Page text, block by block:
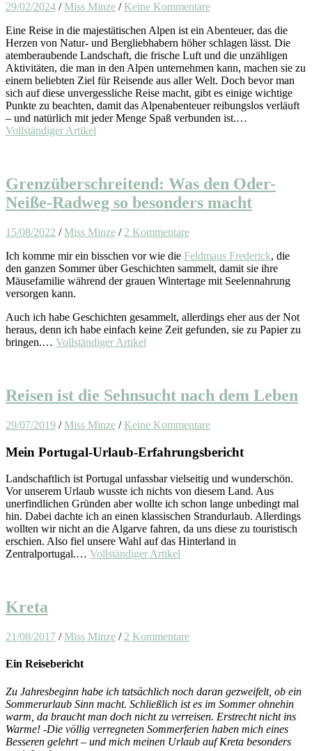
29/02/2024 /Miss Minze /Keine Kommentare
Eine Reise in die majestätischen Alpen ist ein Abenteuer, das die
Herzen von Natur- und Bergliebhabern höher schlagen lässt. Die
atemberaubende Landschaft, die frische Luft und die unzähligen
Aktivitäten, die man in den Alpen unternehmen kann, machen sie zu
einem beliebten Ziel für Reisende aus aller Welt. Doch bevor man
sich auf diese unvergessliche Reise macht, gibt es einige wichtige
Punkte zu beachten, damit das Alpenabenteuer reibungslos verläuft
– und natürlich mit jeder Menge Spaß verbunden ist.…
Vollständiger Artikel
Grenzüberschreitend: Was den Oder-
Neiße-Radweg so besonders macht
15/08/2022 /Miss Minze / 2 Kommentare
Ich komme mir ein bisschen vor wie die Feldmaus Frederick, die
den ganzen Sommer über Geschichten sammelt, damit sie ihre
Mäusefamilie während der grauen Wintertage mit Seelennahrung
versorgen kann.
Auch ich habe Geschichten gesammelt, allerdings eher aus der Not
heraus, denn ich habe einfach keine Zeit gefunden, sie zu Papier zu
bringen.… Vollständiger Artikel
Reisen ist die Sehnsucht nach dem Leben
29/07/2019 /Miss Minze /Keine Kommentare
Mein Portugal-Urlaub-Erfahrungsbericht
Landschaftlich ist Portugal unfassbar vielseitig und wunderschön.
Vor unserem Urlaub wusste ich nichts von diesem Land. Aus
unerfindlichen Gründen aber wollte ich schon lange unbedingt mal
hin. Dabei dachte ich an einen klassischen Strandurlaub. Allerdings
wollten wir nicht an die Algarve fahren, da uns diese zu touristisch
erschien. Also fiel unsere Wahl auf das Hinterland in
Zentralportugal.… Vollständiger Artikel
Kreta
21/08/2017 /Miss Minze / 2 Kommentare
Ein Reisebericht
Zu Jahresbeginn habe ich tatsächlich noch daran gezweifelt, ob ein
Sommerurlaub Sinn macht. Schließlich ist es im Sommer ohnehin
warm, da braucht man doch nicht zu verreisen. Erstrecht nicht ins
Warme! -Die völlig verregneten Sommerferien haben mich eines
Besseren gelehrt – und mich meinen Urlaub auf Kreta besonders